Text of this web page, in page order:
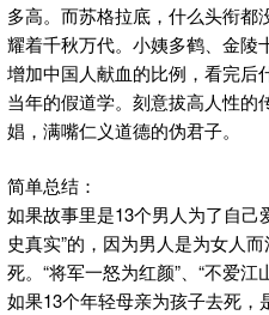
多高。而苏格拉底，什么头衔都
耀着千秋万代。小姨多鹤、金陵
增加中国人献血的比例，看完后
当年的假道学。刻意拔高人性的
娼，满嘴仁义道德的伪君子。
简单总结：
如果故事里是13个男人为了自己
史真实”的，因为男人是为女人
死。“将军一怒为红颜”、“不爱江
如果13个年轻母亲为孩子去死，